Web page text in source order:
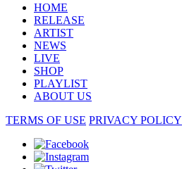
HOME
RELEASE
ARTIST
NEWS
LIVE
SHOP
PLAYLIST
ABOUT US
TERMS OF USE PRIVACY POLICY